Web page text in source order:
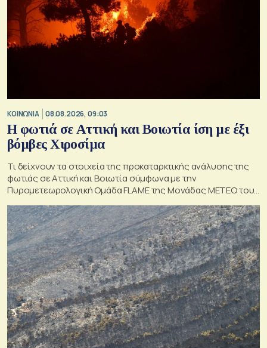
ΚΟΙΝΩΝΙΑ 08.08.2026, 09:03
Η φωτιά σε Αττική και Βοιωτία ίση με έξι
βόμβες Χιροσίμα
Τι δείχνουν τα στοιχεία της προκαταρκτικής ανάλυσης της
φωτιάς σε Αττική και Βοιωτία σύμφωνα με την
Πυρομετεωρολογική Ομάδα FLAME της Μονάδας ΜΕΤΕΟ του